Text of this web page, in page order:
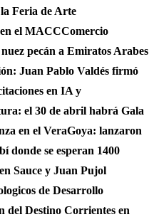
Feria de Arte
el MACCComercio
pecán a Emiratos Arabes
Juan Pablo Valdés firmó
en IA y
el 30 de abril habrá Gala
en el VeraGoya: lanzaron
donde se esperan 1400
Sauce y Juan Pujol
de Desarrollo
del Destino Corrientes en